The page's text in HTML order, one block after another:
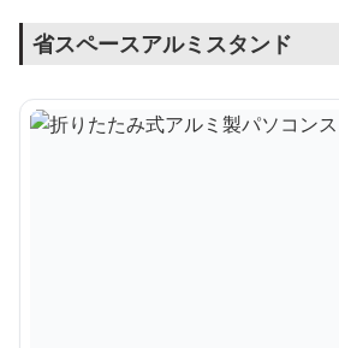
省スペースアルミスタンド